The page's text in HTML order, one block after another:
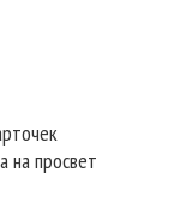
на просвет